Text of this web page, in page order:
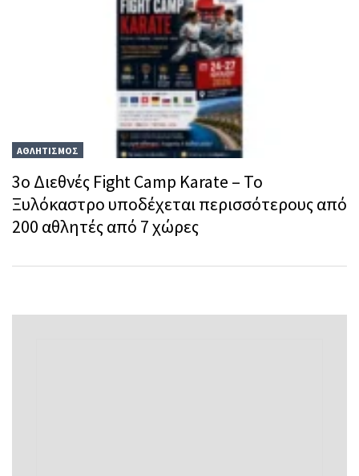
ΑΘΛΗΤΙΣΜΟΣ
3ο Διεθνές Fight Camp Karate – Το
Ξυλόκαστρο υποδέχεται περισσότερους από
200 αθλητές από 7 χώρες